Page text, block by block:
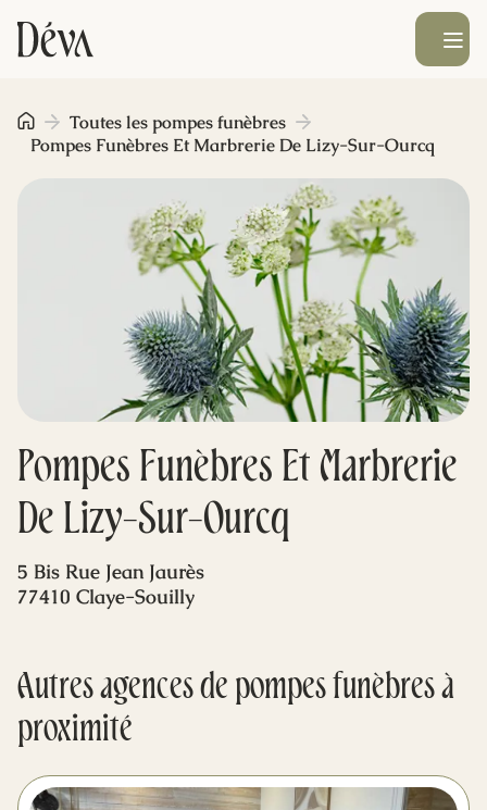
Obsèques
Monument funéraire
Livraison de fleurs
Mes dernières volontés
Ouvrir le
Pompes Funèbres Et Marbrerie
De Lizy-Sur-Ourcq
Toutes les pompes funèbres
Pompes Funèbres Et Marbrerie De Lizy-Sur-Ourcq
5 Bis Rue Jean Jaurès
77410 Claye-Souilly
Autres agences de pompes funèbres à
proximité